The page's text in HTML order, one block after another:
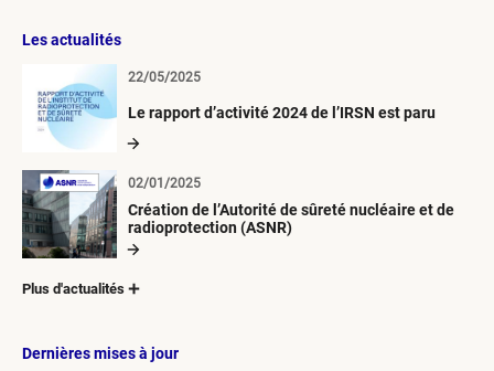
Les actualités
Le rapport d’activité 2024 de l’IRSN est paru
22/05/2025
Création de l’Autorité de sûreté nucléaire et de
radioprotection (ASNR)
02/01/2025
Plus d'actualités
Dernières mises à jour